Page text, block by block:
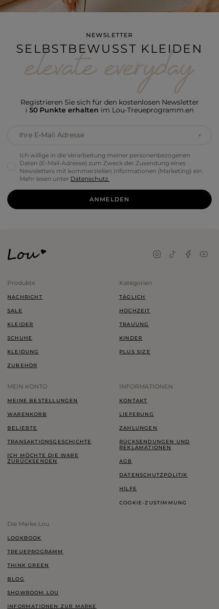
NEWSLETTER
SELBSTBEWUSST KLEIDEN
Registrieren Sie sich für den kostenlosen Newsletter
i 50 Punkte erhalten im Lou-Treueprogramm.en
Ihre E-Mail Adresse
Ich willige in die Verarbeitung meiner personenbezogenen
Daten (E-Mail-Adresse) zum Zweck der Zusendung eines
Newsletters mit kommerziellen Informationen (Marketing) ein.
Mehr lesen unter Datenschutz.
ANMELDEN
Produkte
NACHRICHT
SALE
KLEIDER
SCHUHE
KLEIDUNG
ZUBEHÖR
Kategorien
TÄGLICH
HOCHZEIT
TRAUUNG
KINDER
PLUS SIZE
MEIN KONTO
MEINE BESTELLUNGEN
WARENKORB
BELIEBTE
TRANSAKTIONSGESCHICHTE
ICH MÖCHTE DIE WARE
ZURÜCKSENDEN
INFORMATIONEN
KONTAKT
LIEFERUNG
ZAHLUNGEN
RÜCKSENDUNGEN UND
REKLAMATIONEN
AGB
DATENSCHUTZPOLITIK
HILFE
COOKIE-ZUSTIMMUNG
Die Marke Lou
LOOKBOOK
TREUEPROGRAMM
THINK GREEN
BLOG
SHOWROOM LOU
INFORMATIONEN ZUR MARKE